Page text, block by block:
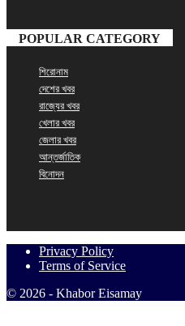
POPULAR CATEGORY
শিরোনাম
দেশের খবর
রাজ্যের খবর
খেলার খবর
জেলার খবর
আন্তর্জাতিক
বিনোদন
Privacy Policy
Terms of Service
© 2026 - Khabor Eisamay